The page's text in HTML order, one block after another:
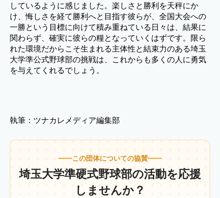
しているように感じました。楽しさと勝利を天秤にか
け、悔しさを経て勝利へと目指す彼らが、全国大会への
一勝という目標に向けて積み重ねている日々は、結果に
関わらず、確実に彼らの糧となっていくはずです。限ら
れた環境だからこそ生まれる主体性と結束力のある埼玉
大学準公式野球部の挑戦は、これからも多くの人に勇気
を与えてくれるでしょう。
執筆：ツナカレメディア編集部
この団体についての協賛
埼玉大学準硬式野球部の活動を応援
しませんか？